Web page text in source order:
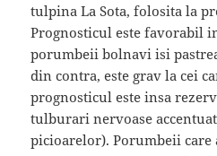
tulpina La Sota, folosita la
Prognosticul este favorabil
porumbeii bolnavi isi
din contra, este grav la cei
prognosticul este insa
tulburari nervoase
picioarelor). Porumbeii care